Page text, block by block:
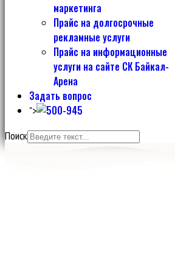
маркетинга
Прайс на долгосрочные
рекламные услуги
Прайс на информационные
услуги на сайте СК Байкал-
Арена
Задать вопрос
">
Поиск